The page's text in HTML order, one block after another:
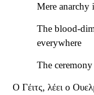
Mere anarchy
The blood-
everywhere
The
Ο Γέιτς, λέει ο